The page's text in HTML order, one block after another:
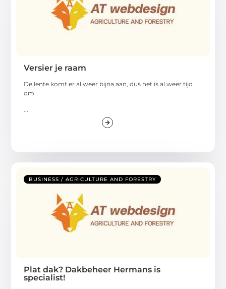
Versier je raam
De lente komt er al weer bijna aan, dus het is al weer tijd
om
BUSINESS / AGRICULTURE AND FORESTRY
Plat dak? Dakbeheer Hermans is
specialist!